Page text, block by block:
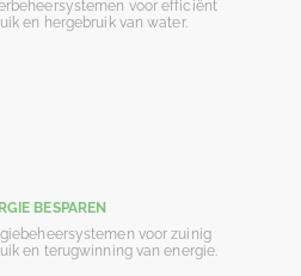
voor efficiënt
en hergebruik van water.
BESPAREN
voor zuinig
en terugwinning van energie.